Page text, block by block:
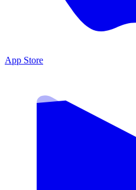
App Store